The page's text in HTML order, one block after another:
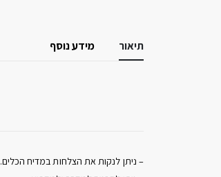
תיאור מידע נוסף
– ניתן לנקות את הצלחות במדיח הכלים.